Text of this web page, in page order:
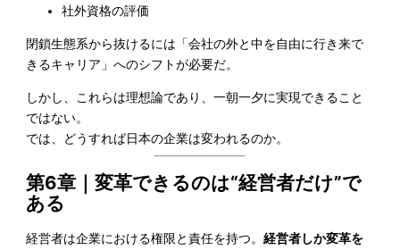
社外資格の評価
閉鎖生態系から抜けるには「会社の外と中を自由に行き来で
きるキャリア」へのシフトが必要だ。
しかし、これらは理想論であり、一朝一夕に実現できること
ではない。
では、どうすれば日本の企業は変われるのか。
第6章｜変革できるのは“経営者だけ”で
ある
経営者は企業における権限と責任を持つ。経営者しか変革を